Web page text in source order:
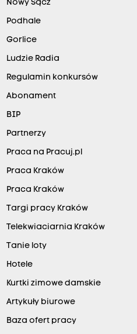
Nowy Sącz
Podhale
Gorlice
Ludzie Radia
Regulamin konkursów
Abonament
BIP
Partnerzy
Praca na Pracuj.pl
Praca Kraków
Praca Kraków
Targi pracy Kraków
Telekwiaciarnia Kraków
Tanie loty
Hotele
Kurtki zimowe damskie
Artykuły biurowe
Baza ofert pracy